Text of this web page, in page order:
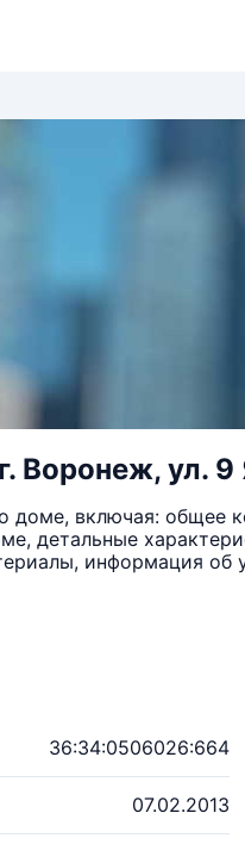
Воронеж, ул. 9
включая: общее
детальные
информация
36:34:0506026:664
07.02.2013